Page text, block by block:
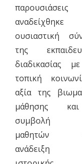
παρουσιάσεις
ουσιαστική
της
διαδικασίας
τοπική
αξία της
μάθησης
συμβολή
μαθητών
ανάδειξη